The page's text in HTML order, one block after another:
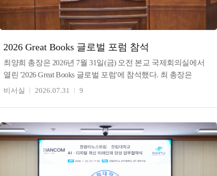
2026 Great Books 글로벌 포럼 참석
최양희 총장은 2026년 7월 31일(금) 오전 본교 국제회의실에서
열린 '2026 Great Books 글로벌 포럼'에 참석했다. 최 총장은
환영사를 통해 동서양 고전 인문학과
비서실 2026.07.31 9